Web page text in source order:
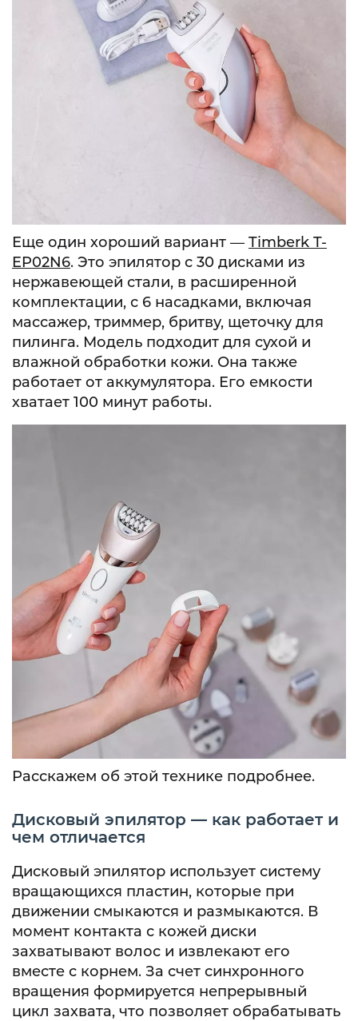
Еще один хороший вариант — Timberk T-
EP02N6. Это эпилятор с 30 дисками из
нержавеющей стали, в расширенной
комплектации, с 6 насадками, включая
массажер, триммер, бритву, щеточку для
пилинга. Модель подходит для сухой и
влажной обработки кожи. Она также
работает от аккумулятора. Его емкости
хватает 100 минут работы.
Расскажем об этой технике подробнее.
Дисковый эпилятор — как работает и
чем отличается
Дисковый эпилятор использует систему
вращающихся пластин, которые при
движении смыкаются и размыкаются. В
момент контакта с кожей диски
захватывают волос и извлекают его
вместе с корнем. За счет синхронного
вращения формируется непрерывный
цикл захвата, что позволяет обрабатывать